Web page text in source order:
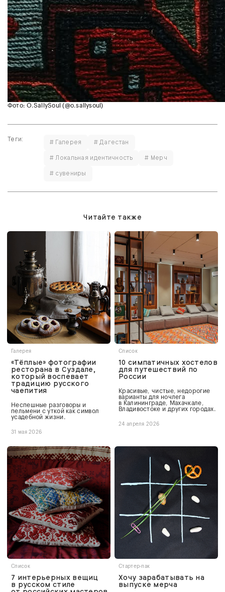
Фото: O.SallySoul (@o.sallysoul)
Теги: # Галерея
# Дагестан
# Локальная идентичность
# Мерч
# сувениры
Читайте также
Галерея
«Тёплые» фотографии
ресторана в Суздале,
который воспевает
традицию русского
чаепития
Неспешные разговоры и
пельмени с уткой как символ
усадебной жизни.
31 мая 2026
Список
10 симпатичных хостелов
для путешествий по
России
Красивые, чистые, недорогие
варианты для ночлега
в Калининграде, Махачкале,
Владивостоке и других городах.
24 апреля 2026
Список
7 интерьерных вещиц
в русском стиле
Стартер-пак
Хочу зарабатывать на
выпуске мерча